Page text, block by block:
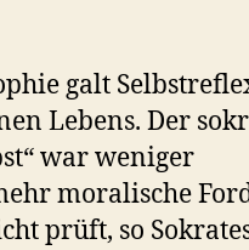
galt
Lebens. Der
war weniger
moralische
prüft, so